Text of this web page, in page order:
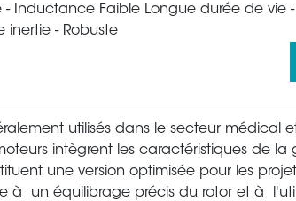
- Inductance Faible Longue durée de vie
inertie - Robuste
utilisés dans le secteur médical
intègrent les caractéristiques de la
une version optimisée pour les
à un équilibrage précis du rotor et à